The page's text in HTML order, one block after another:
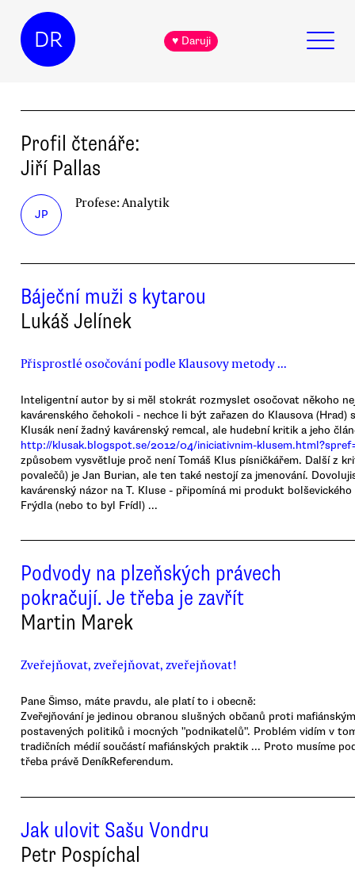
DR ♥ Daruji
Profil čtenáře:
Jiří Pallas
JP
Profese:Analytik
Báječní muži s kytarou
Lukáš Jelínek
Přisprostlé osočování podle Klausovy metody ...
Inteligentní autor by si měl stokrát rozmyslet osočovat někoho
kavárenského čehokoli - nechce li být zařazen do Klausova (Hrad)
Klusák není žadný kavárenský remcal, ale hudební kritik a jeho
http://klusak.blogspot.se/2012/04/iniciativnim-
způsobem vysvětluje proč není Tomáš Klus písničkářem. Další z
povalečů) je Jan Burian, ale ten také nestojí za jmenování.
kavárenský názor na T. Kluse - připomíná mi produkt
Frýdla (nebo to byl Frídl) ...
Podvody na plzeňských právech
pokračují. Je třeba je zavřít
Martin Marek
Zveřejňovat, zveřejňovat, zveřejňovat!
Pane Šimso, máte pravdu, ale platí to i obecně:
Zveřejňování je jedinou obranou slušných občanů proti
postavených politiků i mocných "podnikatelů". Problém vidím v
tradičních médií součástí mafiánských praktik ... Proto musíme
třeba právě DeníkReferendum.
Jak ulovit Sašu Vondru
Petr Pospíchal